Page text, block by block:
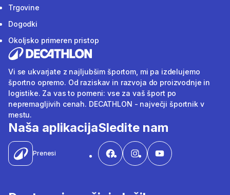
Trgovine
Dogodki
Okoljsko primeren pristop
Vi se ukvarjate z najljubšim športom, mi pa izdelujemo
športno opremo. Od raziskav in razvoja do proizvodnje in
logistike. Za vas to pomeni: vse za vaš šport po
nepremagljivih cenah. DECATHLON - največji športnik v
mestu.
Naša aplikacija
Prenesi
Sledite nam